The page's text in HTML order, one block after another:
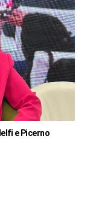
e Picerno